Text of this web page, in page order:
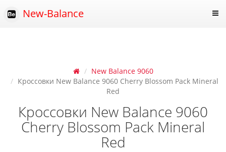
New-Balance
New Balance 9060
Кроссовки New Balance 9060 Cherry Blossom Pack Mineral
Red
Кроссовки New Balance 9060
Cherry Blossom Pack Mineral
Red